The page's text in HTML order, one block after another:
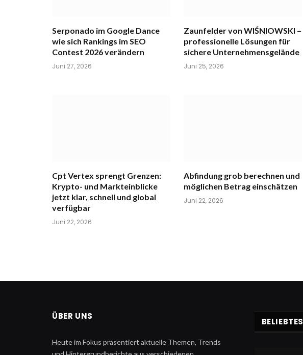
Serponado im Google Dance
wie sich Rankings im SEO
Contest 2026 verändern
Juni 27, 2026
Zaunfelder von WIŚNIOWSKI –
professionelle Lösungen für
sichere Unternehmensgelände
Juni 25, 2026
Cpt Vertex sprengt Grenzen:
Krypto- und Markteinblicke
jetzt klar, schnell und global
verfügbar
Juni 22, 2026
Abfindung grob berechnen und
möglichen Betrag einschätzen
Juni 22, 2026
ÜBER UNS
Heute im Fokus präsentiert aktuelle Themen, Trends